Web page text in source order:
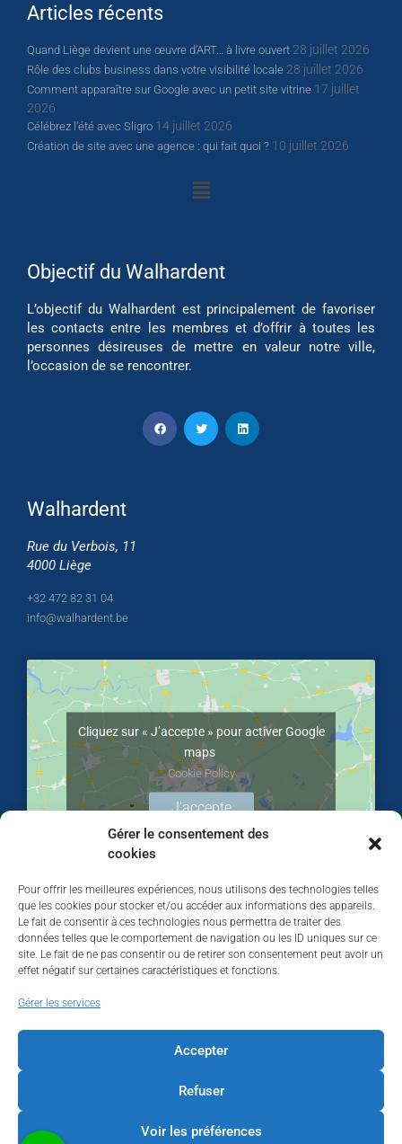
Gérer le consentement des
cookies
Pour offrir les meilleures expériences, nous utilisons des technologies telles
que les cookies pour stocker et/ou accéder aux informations des appareils.
Le fait de consentir à ces technologies nous permettra de traiter des
données telles que le comportement de navigation ou les ID uniques sur ce
site. Le fait de ne pas consentir ou de retirer son consentement peut avoir un
effet négatif sur certaines caractéristiques et fonctions.
Gérer les services
Accepter
Refuser
Voir les préférences
Articles récents
Quand Liège devient une œuvre d’ART… à livre ouvert 28 juillet 2026
Rôle des clubs business dans votre visibilité locale 28 juillet 2026
Comment apparaître sur Google avec un petit site vitrine 17 juillet
2026
Célébrez l’été avec Sligro 14 juillet 2026
Création de site avec une agence : qui fait quoi ? 10 juillet 2026
Objectif du Walhardent
L’objectif du Walhardent est principalement de favoriser
les contacts entre les membres et d’offrir à toutes les
personnes désireuses de mettre en valeur notre ville,
l’occasion de se rencontrer.
Walhardent
Rue du Verbois, 11
4000 Liège
+32 472 82 31 04
info@walhardent.be
Cliquez sur « J’accepte » pour activer Google
maps
Cookie Policy
J’accepte
LES BÂTISSEURS DE LIÈGE